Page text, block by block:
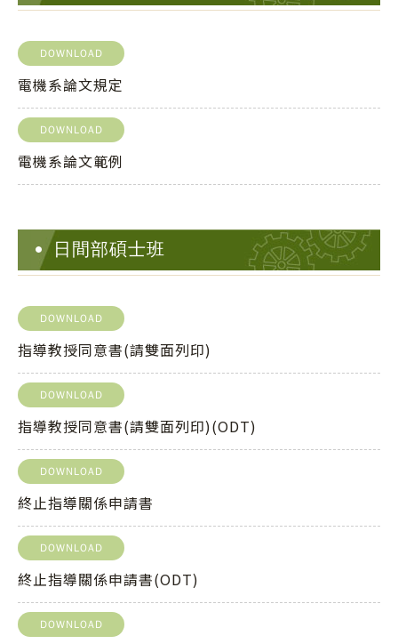
DOWNLOAD
電機系論文規定
DOWNLOAD
電機系論文範例
日間部碩士班
DOWNLOAD
指導教授同意書(請雙面列印)
DOWNLOAD
指導教授同意書(請雙面列印)(ODT)
DOWNLOAD
終止指導關係申請書
DOWNLOAD
終止指導關係申請書(ODT)
DOWNLOAD